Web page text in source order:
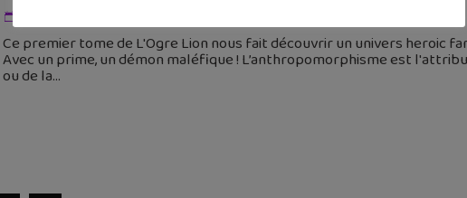
Ce premier tome de L'Ogre Lion nous fait découvrir un univers heroic
Avec un prime, un démon maléfique ! L’anthropomorphisme est
ou de la